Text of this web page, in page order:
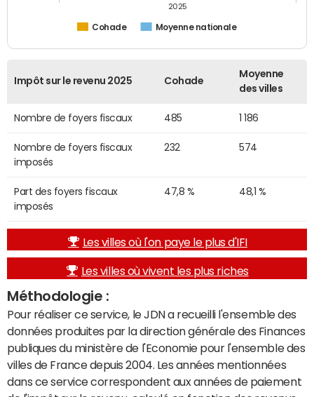
Cohade Moyenne nationale
2025
Impôt sur le revenu 2025 Cohade
Moyenne
des villes
Nombre de foyers fiscaux 485 1 186
Nombre de foyers fiscaux
imposés
232 574
Part des foyers fiscaux
imposés
47,8 % 48,1 %
Les villes où l'on paye le plus d'IFI
Les villes où vivent les plus riches
Méthodologie :
Pour réaliser ce service, le JDN a recueilli l'ensemble des
données produites par la direction générale des Finances
publiques du ministère de l'Economie pour l'ensemble des
villes de France depuis 2004. Les années mentionnées
dans ce service correspondent aux années de paiement